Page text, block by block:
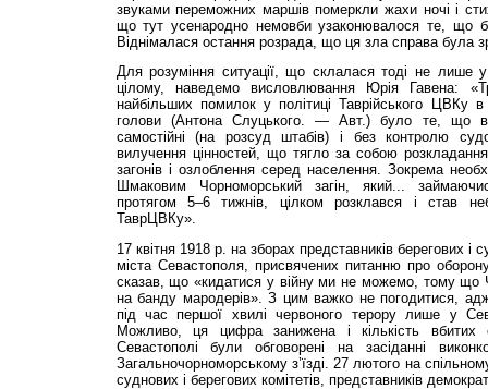
звуками переможних маршів померкли жахи ночі і
що тут усенародно немовби узаконювалося те, що
Віднімалася остання розрада, що ця зла справа була
Для розуміння ситуації, що склалася тоді не
цілому, наведемо висловлювання Юрія Гавена:
найбільших помилок у політиці Таврійського ЦВКу
голови (Антона Слуцького. — Авт.) було те, що
самостійні (на розсуд штабів) і без контролю
вилучення цінностей, що тягло за собою
загонів і озлоблення серед населення. Зокрема
Шмаковим Чорноморський загін, який...
протягом 5–6 тижнів, цілком розклався і став
ТаврЦВКу».
17 квітня 1918 р. на зборах представників берегових і
міста Севастополя, присвячених питанню про
сказав, що «кидатися у війну ми не можемо, тому що
на банду мародерів». З цим важко не погодитися,
під час першої хвилі червоного терору лише у
Можливо, ця цифра занижена і кількість
Севастополі були обговорені на засіданні
Загальночорноморському з’їзді. 27 лютого на
суднових і берегових комітетів, представників